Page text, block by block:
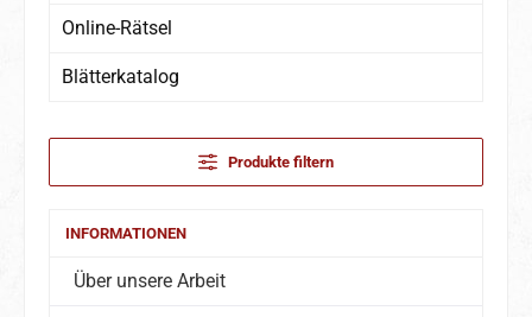
Online-Rätsel
Blätterkatalog
Produkte filtern
INFORMATIONEN
Über unsere Arbeit